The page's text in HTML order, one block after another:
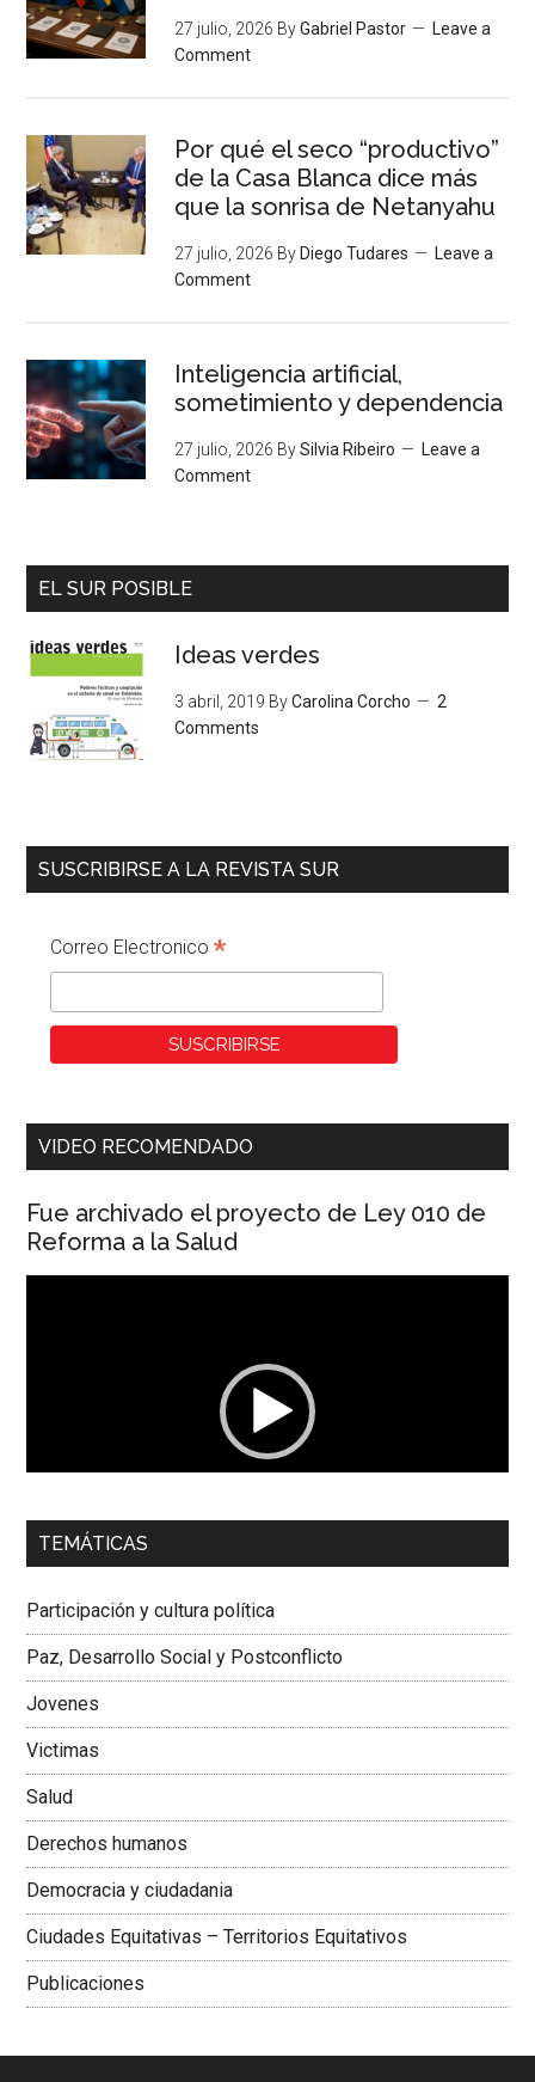
27 julio, 2026 ByGabriel Pastor
Leave a
Comment
Por qué el seco “productivo”
de la Casa Blanca dice más
que la sonrisa de Netanyahu
27 julio, 2026 By Diego Tudares
Leave a
Comment
Inteligencia artificial,
sometimiento y dependencia
27 julio, 2026 BySilvia Ribeiro
Leave a
Comment
EL SUR POSIBLE
Ideas verdes
3 abril, 2019 ByCarolina Corcho
2
Comments
SUSCRIBIRSE A LA REVISTA SUR
Correo Electronico*
VIDEO RECOMENDADO
Fue archivado el proyecto de Ley 010 de
Reforma a la Salud
00:00 01:04
Dra. Carolina Corcho Mejía,Presidenta Corporación
Colombiana
TEMÁTICAS
Participación y cultura política
Paz, Desarrollo Social y Postconflicto
Jovenes
Victimas
Salud
Derechos humanos
Democracia y ciudadania
Ciudades Equitativas – Territorios Equitativos
Publicaciones